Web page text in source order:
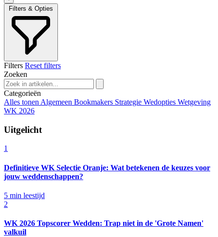
Filters & Opties
Filters Reset filters
Zoeken
Categorieën
Alles tonen Algemeen Bookmakers Strategie Wedopties Wetgeving
WK 2026
Uitgelicht
1
Definitieve WK Selectie Oranje: Wat betekenen de keuzes voor
jouw weddenschappen?
5 min leestijd
2
WK 2026 Topscorer Wedden: Trap niet in de 'Grote Namen'
valkuil